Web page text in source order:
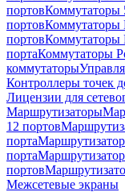
портовКоммутаторы
портовКоммутаторы
портовКоммутаторы
портаКоммутаторы
коммутаторы
Контроллеры точек
Лицензии для
Маршрутизаторы
12 портов
порта
порта
портов
Межсетевые экраны